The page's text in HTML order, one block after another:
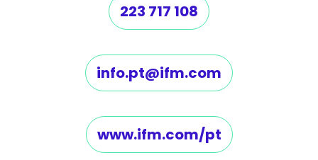
223 717 108
info.pt@ifm.com
www.ifm.com/pt